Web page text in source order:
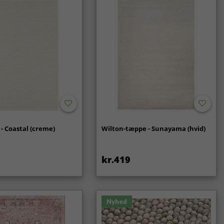
Coastal (creme) Wilton-tæppe - Sunayama (hvid)
kr.419
Nyhed